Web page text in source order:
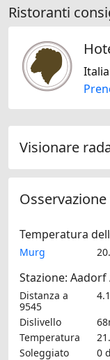
Ristoranti
Visionare
Temperatura
Murg
Stazione: Aadorf
Distanza a
9545
Dislivello
Temperatura
Soleggiato
0